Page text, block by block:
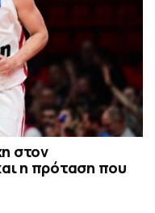
στον
η πρόταση που